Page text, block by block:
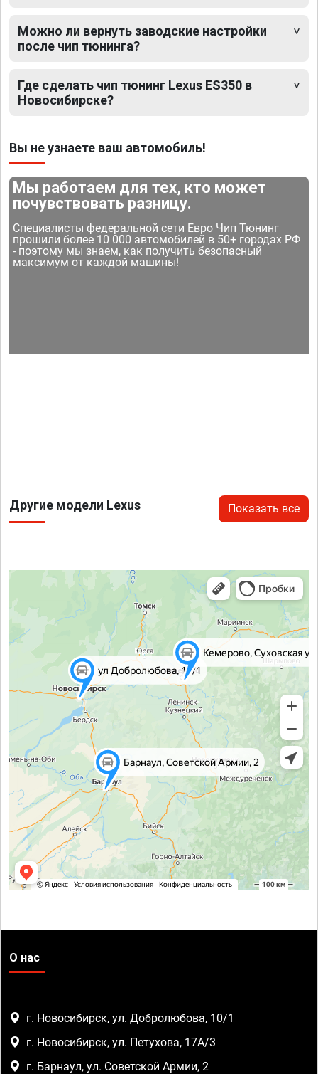
Можно ли вернуть заводские настройки
после чип тюнинга?
Где сделать чип тюнинг Lexus ES350 в
Новосибирске?
Вы не узнаете ваш автомобиль!
Мы работаем для тех, кто может
почувствовать разницу.
Специалисты федеральной сети Евро Чип Тюнинг
прошили более 10 000 автомобилей в 50+ городах РФ
- поэтому мы знаем, как получить безопасный
максимум от каждой машины!
Другие модели Lexus Показать все
О нас
г. Новосибирск, ул. Добролюбова, 10/1
г. Новосибирск, ул. Петухова, 17А/3
г. Барнаул, ул. Советской Армии, 2